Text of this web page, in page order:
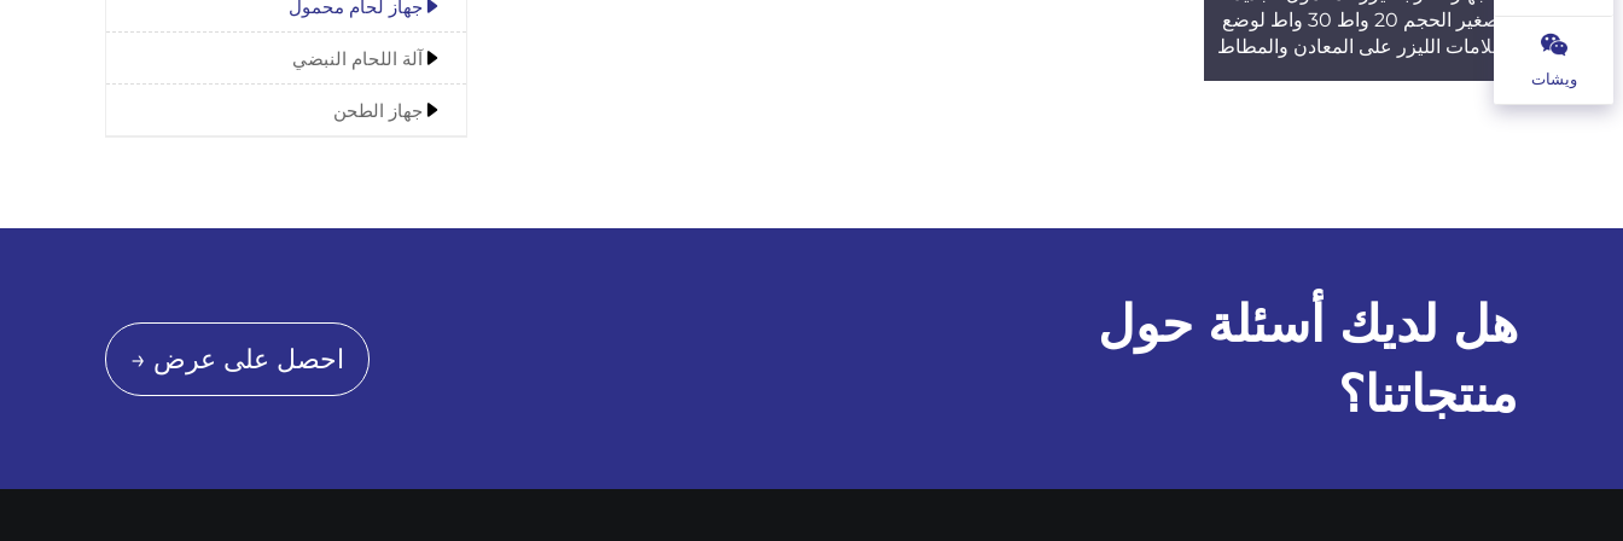
جهاز لحام محمول
آلة اللحام النبضي
جهاز الطحن
صغير الحجم 20 واط 30 واط لوضع
علامات الليزر على المعادن والمطاط
هل لديك أسئلة حول
منتجاتنا؟
احصل على عرض →
ويشات